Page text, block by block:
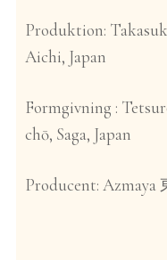
Produktion:
Aichi, Japan
Formgivning :
chō, Saga, Japan
Producent: Azmaya